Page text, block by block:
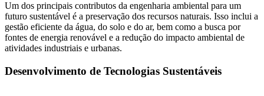
Um dos principais contributos da engenharia ambiental para um
futuro sustentável é a preservação dos recursos naturais. Isso inclui a
gestão eficiente da água, do solo e do ar, bem como a busca por
fontes de energia renovável e a redução do impacto ambiental de
atividades industriais e urbanas.
Desenvolvimento de Tecnologias Sustentáveis